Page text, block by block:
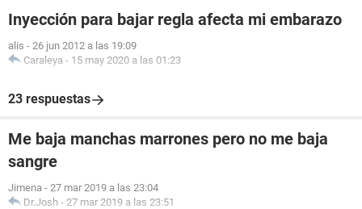
Inyección para bajar regla afecta mi embarazo
alis - 26 jun 2012 a las 19:09
Caraleya - 15 may 2020 a las 01:23
23 respuestas
Me baja manchas marrones pero no me baja
sangre
Jimena - 27 mar 2019 a las 23:04
Dr.Josh - 27 mar 2019 a las 23:51